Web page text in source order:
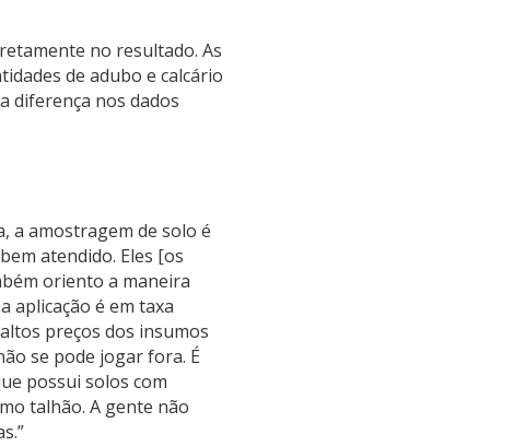
no resultado. As
de adubo e calcário
diferença nos dados
a amostragem de solo é
atendido. Eles [os
oriento a maneira
aplicação é em taxa
preços dos insumos
se pode jogar fora. É
possui solos com
talhão. A gente não